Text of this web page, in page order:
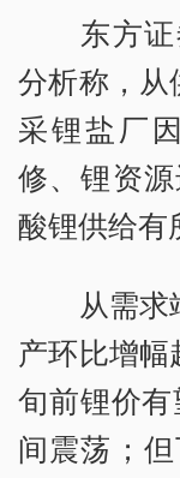
东方证
分析称，
采锂盐厂
修、锂资
酸锂供给有
从需求
产环比增
旬前锂价
间震荡；